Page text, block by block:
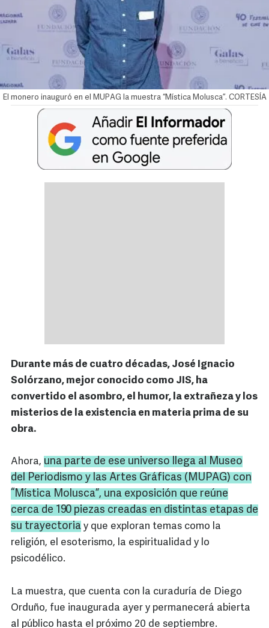
El monero inauguró en el MUPAG la muestra “Mística Molusca”. CORTESÍA
Durante más de cuatro décadas, José Ignacio
Solórzano, mejor conocido como JIS, ha
convertido el asombro, el humor, la extrañeza y los
misterios de la existencia en materia prima de su
obra.
Ahora, una parte de ese universo llega al Museo
del Periodismo y las Artes Gráficas (MUPAG) con
“Mística Molusca”, una exposición que reúne
cerca de 190 piezas creadas en distintas etapas de
su trayectoria y que exploran temas como la
religión, el esoterismo, la espiritualidad y lo
psicodélico.
La muestra, que cuenta con la curaduría de Diego
Orduño, fue inaugurada ayer y permanecerá abierta
al público hasta el próximo 20 de septiembre.